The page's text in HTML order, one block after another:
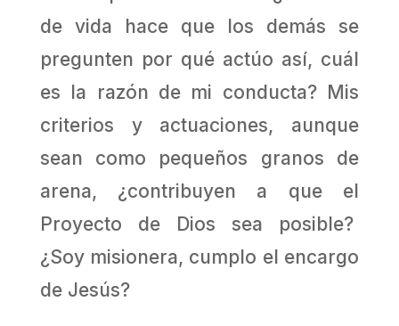
de vida hace que los demás se
pregunten por qué actúo así, cuál
es la razón de mi conducta? Mis
criterios y actuaciones, aunque
sean como pequeños granos de
arena, ¿contribuyen a que el
Proyecto de Dios sea posible?
¿Soy misionera, cumplo el encargo
de Jesús?